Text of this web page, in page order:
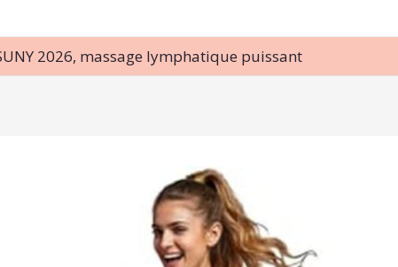
2026, massage lymphatique puissant